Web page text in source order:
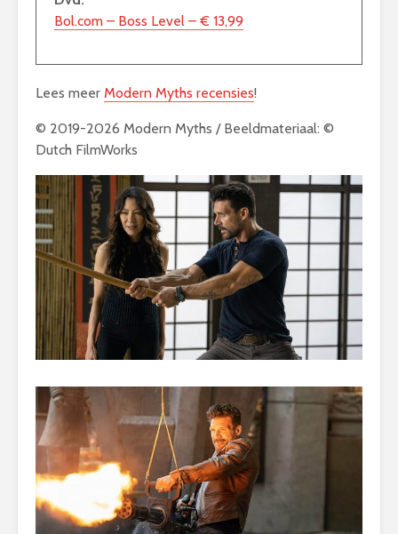
Bol.com – Boss Level – € 13,99
Lees meer Modern Myths recensies!
© 2019-2026 Modern Myths / Beeldmateriaal: ©
Dutch FilmWorks